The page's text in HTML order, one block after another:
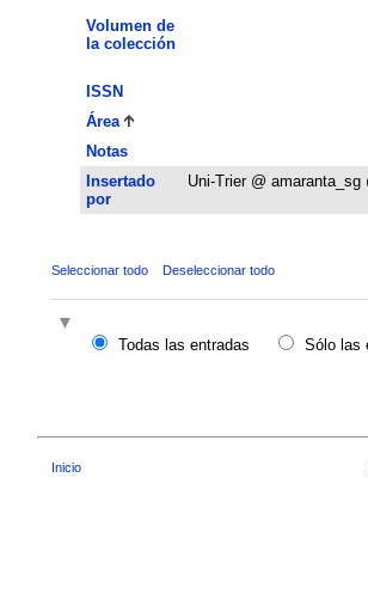
Volumen de
la colección
ISSN
Área
Notas
Insertado
por
Uni-Trier @ amaranta_sg
Seleccionar todo Deseleccionar todo
Todas las entradas
Sólo las
Inicio